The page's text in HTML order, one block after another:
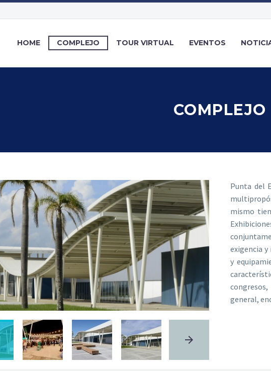
HOME COMPLEJO TOUR VIRTUAL EVENTOS
COMPLEJO
Punta del
mismo
exigencia
y
general,